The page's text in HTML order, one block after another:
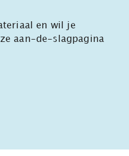
en wil je
aan-de-slagpagina